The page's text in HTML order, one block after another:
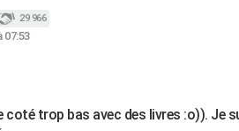
29 966
07:53
coté trop bas avec des livres :o)). Je